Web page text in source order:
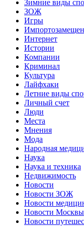
Зимние виды
ЗОЖ
Игры
Интернет
Истории
Компании
Криминал
Культура
Лайфхаки
Летние виды
Личный счет
Люди
Места
Мнения
Мода
Народная
Наука
Наука и техника
Недвижимость
Новости
Новости ЗОЖ
Новости
Новости Москвы
Новости